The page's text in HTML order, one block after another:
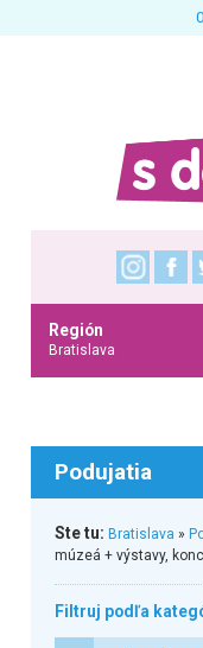
Región
Bratislava
Podujatia
Ste tu: Bratislava »
múzeá + výstavy,
Filtruj podľa